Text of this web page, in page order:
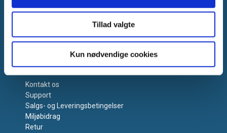
Tillad valgte
Kun nødvendige cookies
Kontakt os
Support
Salgs- og Leveringsbetingelser
Miljøbidrag
Retur